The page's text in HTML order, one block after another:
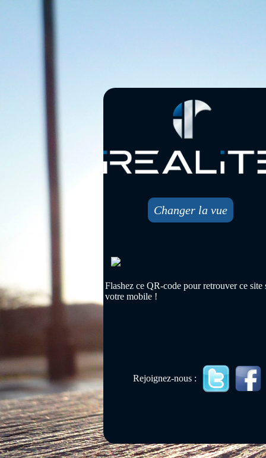
Changer la vue
Flashez ce QR-code pour retrouver ce site
votre mobile !
Rejoignez-nous :